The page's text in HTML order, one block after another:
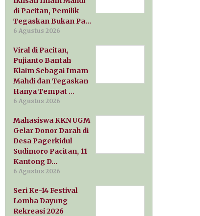
di Pacitan, Pemilik
Tegaskan Bukan Pa…
6 Agustus 2026
Viral di Pacitan,
Pujianto Bantah
Klaim Sebagai Imam
Mahdi dan Tegaskan
Hanya Tempat …
6 Agustus 2026
Mahasiswa KKN UGM
Gelar Donor Darah di
Desa Pagerkidul
Sudimoro Pacitan, 11
Kantong D…
6 Agustus 2026
Seri Ke-14 Festival
Lomba Dayung
Rekreasi 2026